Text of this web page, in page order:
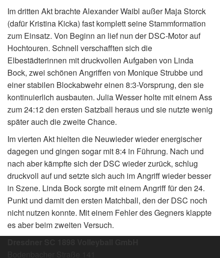
Im dritten Akt brachte Alexander Waibl außer Maja Storck
(dafür Kristina Kicka) fast komplett seine Stammformation
zum Einsatz. Von Beginn an lief nun der DSC-Motor auf
Hochtouren. Schnell verschafften sich die
Elbestädterinnen mit druckvollen Aufgaben von Linda
Bock, zwei schönen Angriffen von Monique Strubbe und
einer stabilen Blockabwehr einen 8:3-Vorsprung, den sie
kontinuierlich ausbauten. Julia Wesser holte mit einem Ass
zum 24:12 den ersten Satzball heraus und sie nutzte wenig
später auch die zweite Chance.
Im vierten Akt hielten die Neuwieder wieder energischer
dagegen und gingen sogar mit 8:4 in Führung. Nach und
nach aber kämpfte sich der DSC wieder zurück, schlug
druckvoll auf und setzte sich auch im Angriff wieder besser
in Szene. Linda Bock sorgte mit einem Angriff für den 24.
Punkt und damit den ersten Matchball, den der DSC noch
nicht nutzen konnte. Mit einem Fehler des Gegners klappte
es aber beim zweiten Versuch.